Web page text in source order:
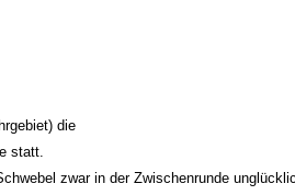
die
statt.
zwar in der Zwischenrunde